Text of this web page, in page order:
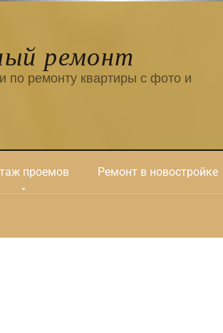
ремонт
по ремонту квартиры с фото и
проемов Ремонт в новостройке